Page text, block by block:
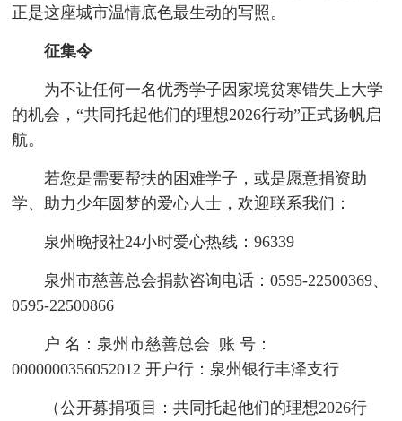
正是这座城市温情底色最生动的写照。
征集令
为不让任何一名优秀学子因家境贫寒错失上大学
的机会，“共同托起他们的理想2026行动”正式扬帆启
航。
若您是需要帮扶的困难学子，或是愿意捐资助
学、助力少年圆梦的爱心人士，欢迎联系我们：
泉州晚报社24小时爱心热线：96339
泉州市慈善总会捐款咨询电话：0595-22500369、
0595-22500866
户 名：泉州市慈善总会 账 号：
0000000356052012 开户行：泉州银行丰泽支行
（公开募捐项目：共同托起他们的理想2026行